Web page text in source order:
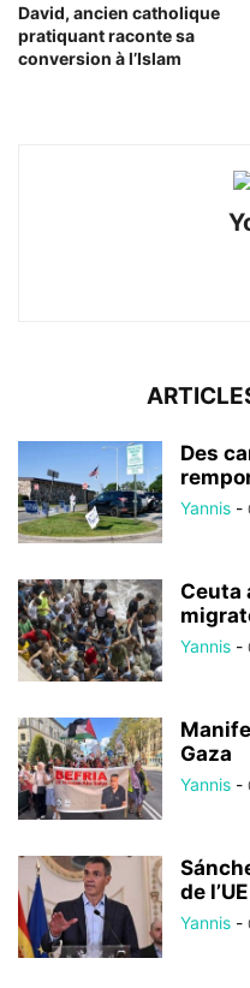
David, ancien catholique
pratiquant raconte sa
conversion à l’Islam
Des
Yannis -
Ceuta
Yannis -
Gaza
Yannis -
de l’UE
Yannis -